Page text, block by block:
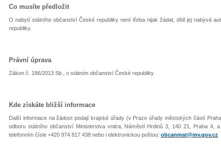
Co musíte předložit
O nabytí státního občanství České republiky není třeba nijak žádat, dítě jej nabývá
republiky.
Právní úprava
Zákon č. 186/2013 Sb., o státním občanství České republiky
Kde získáte bližší informace
Další informace na žádost podají krajské úřady (v Praze úřady městských částí
odboru státního občanství Ministerstva vnitra, Náměstí Hrdinů 3, 140 21, Praha 4,
telefonním čísle +420 974 817 438 nebo i elektronickou poštou: obcanmat@mv.gov.cz